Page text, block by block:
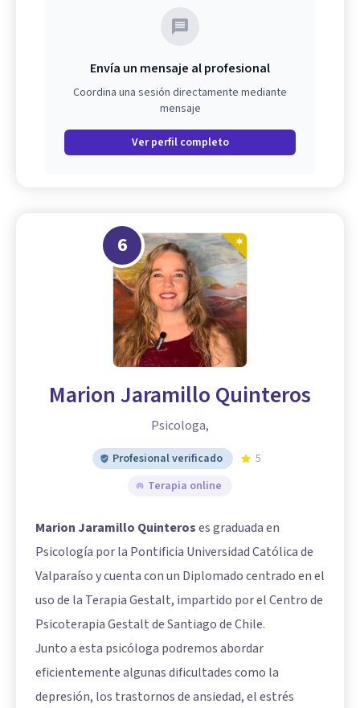
Envía un mensaje al profesional
Coordina una sesión directamente mediante
mensaje
Ver perfil completo
6
Marion Jaramillo Quinteros
Psicologa,
Profesional verificado
5
Terapia online
Marion Jaramillo Quinteroses graduada en
Psicología por la Pontificia Universidad Católica de
Valparaíso y cuenta con un Diplomado centrado en el
uso de la Terapia Gestalt, impartido por el Centro de
Psicoterapia Gestalt de Santiago de Chile.
Junto a esta psicóloga podremos abordar
eficientemente algunas dificultades como la
depresión, los trastornos de ansiedad, el estrés